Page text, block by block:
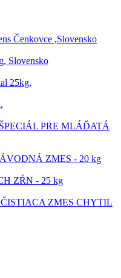
Čenkovce ,Slovensko
Slovensko
25kg,
PRE MLÁĎATÁ
ZMES - 20 kg
ZŔN - 25 kg
ZMES CHYTIL